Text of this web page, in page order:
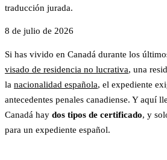
traducción jurada.
8 de julio de 2026
Si has vivido en Canadá durante los
visado de residencia no lucrativa, una
la nacionalidad española, el expediente
antecedentes penales canadiense. Y aquí
Canadá hay dos tipos de certificado, y
para un expediente español.